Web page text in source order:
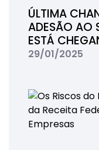
ÚLTIMA
ADESÃO AO
ESTÁ
29/01/2025